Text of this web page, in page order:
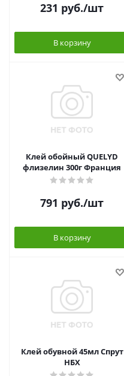
231 руб./шт
В корзину
Клей обойный QUELYD
флизелин 300г Франция
791 руб./шт
В корзину
Клей обувной 45мл Спрут
НБХ